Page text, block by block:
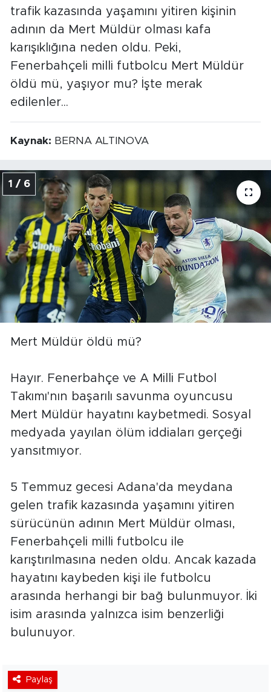
trafik kazasında yaşamını yitiren kişinin
adının da Mert Müldür olması kafa
karışıklığına neden oldu. Peki,
Fenerbahçeli milli futbolcu Mert Müldür
öldü mü, yaşıyor mu? İşte merak
edilenler...
Kaynak: BERNA ALTINOVA
1 / 6
Mert Müldür öldü mü?
Hayır. Fenerbahçe ve A Milli Futbol
Takımı'nın başarılı savunma oyuncusu
Mert Müldür hayatını kaybetmedi. Sosyal
medyada yayılan ölüm iddiaları gerçeği
yansıtmıyor.
5 Temmuz gecesi Adana'da meydana
gelen trafik kazasında yaşamını yitiren
sürücünün adının Mert Müldür olması,
Fenerbahçeli milli futbolcu ile
karıştırılmasına neden oldu. Ancak kazada
hayatını kaybeden kişi ile futbolcu
arasında herhangi bir bağ bulunmuyor. İki
isim arasında yalnızca isim benzerliği
bulunuyor.
Paylaş